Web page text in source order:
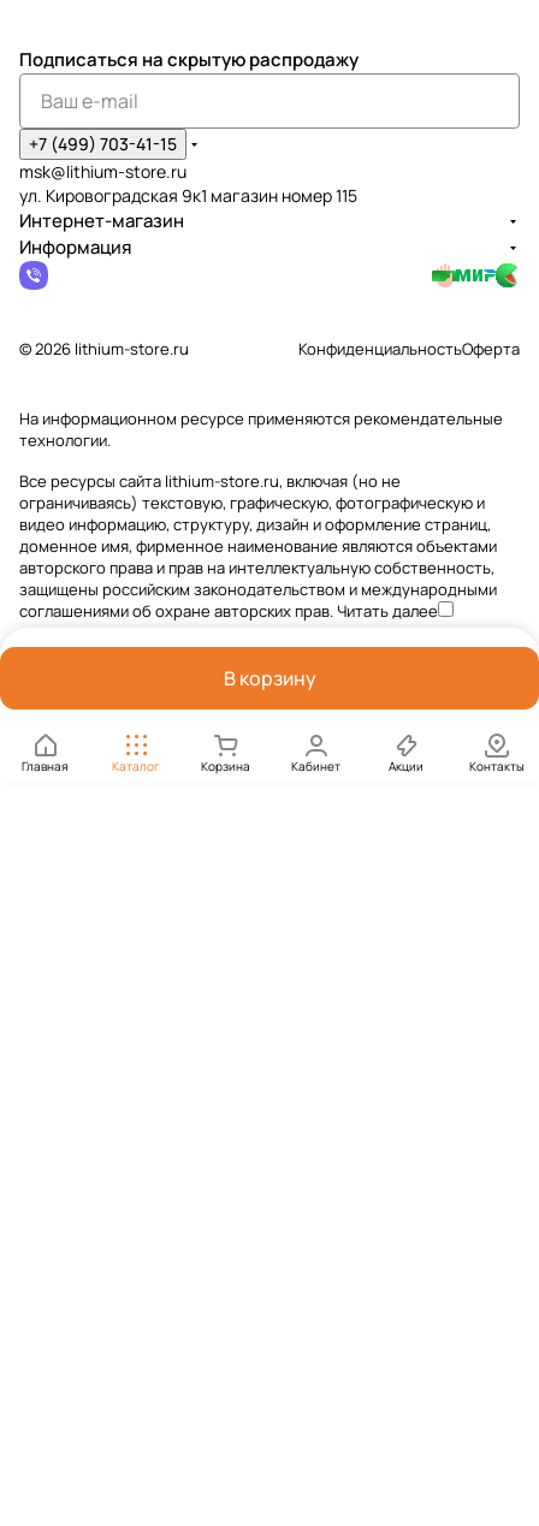
В корзину
Главная Каталог Корзина Кабинет Акции Контакты
Подписаться на скрытую распродажу
+7 (499) 703-41-15
msk@lithium-store.ru
ул. Кировоградская 9к1 магазин номер 115
Интернет-магазин
Информация
© 2026 lithium-store.ru КонфиденциальностьОферта
На информационном ресурсе применяютсярекомендательные
технологии.
Все ресурсы сайта lithium-store.ru, включая (но не
ограничиваясь) текстовую, графическую, фотографическую и
видео информацию, структуру, дизайн и оформление страниц,
доменное имя, фирменное наименование являются объектами
авторского права и прав на интеллектуальную собственность,
защищены российским законодательством и международными
соглашениями об охране авторских прав.Читать далее